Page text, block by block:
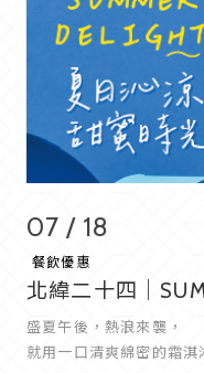
07 / 18
餐飲優惠
北緯二十四｜
盛夏午後，熱浪來襲，
就用一口清爽綿密的霜淇